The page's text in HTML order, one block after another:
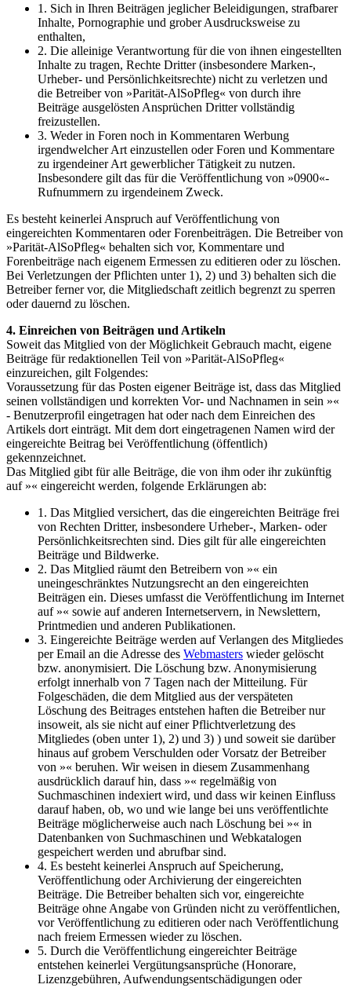
1. Sich in Ihren Beiträgen jeglicher Beleidigungen, strafbarer
Inhalte, Pornographie und grober Ausdrucksweise zu
enthalten,
2. Die alleinige Verantwortung für die von ihnen eingestellten
Inhalte zu tragen, Rechte Dritter (insbesondere Marken-,
Urheber- und Persönlichkeitsrechte) nicht zu verletzen und
die Betreiber von »Parität-AlSoPfleg« von durch ihre
Beiträge ausgelösten Ansprüchen Dritter vollständig
freizustellen.
3. Weder in Foren noch in Kommentaren Werbung
irgendwelcher Art einzustellen oder Foren und Kommentare
zu irgendeiner Art gewerblicher Tätigkeit zu nutzen.
Insbesondere gilt das für die Veröffentlichung von »0900«-
Rufnummern zu irgendeinem Zweck.
Es besteht keinerlei Anspruch auf Veröffentlichung von
eingereichten Kommentaren oder Forenbeiträgen. Die Betreiber von
»Parität-AlSoPfleg« behalten sich vor, Kommentare und
Forenbeiträge nach eigenem Ermessen zu editieren oder zu löschen.
Bei Verletzungen der Pflichten unter 1), 2) und 3) behalten sich die
Betreiber ferner vor, die Mitgliedschaft zeitlich begrenzt zu sperren
oder dauernd zu löschen.
4. Einreichen von Beiträgen und Artikeln
Soweit das Mitglied von der Möglichkeit Gebrauch macht, eigene
Beiträge für redaktionellen Teil von »Parität-AlSoPfleg«
einzureichen, gilt Folgendes:
Voraussetzung für das Posten eigener Beiträge ist, dass das Mitglied
seinen vollständigen und korrekten Vor- und Nachnamen in sein »«
- Benutzerprofil eingetragen hat oder nach dem Einreichen des
Artikels dort einträgt. Mit dem dort eingetragenen Namen wird der
eingereichte Beitrag bei Veröffentlichung (öffentlich)
gekennzeichnet.
Das Mitglied gibt für alle Beiträge, die von ihm oder ihr zukünftig
auf »« eingereicht werden, folgende Erklärungen ab:
1. Das Mitglied versichert, das die eingereichten Beiträge frei
von Rechten Dritter, insbesondere Urheber-, Marken- oder
Persönlichkeitsrechten sind. Dies gilt für alle eingereichten
Beiträge und Bildwerke.
2. Das Mitglied räumt den Betreibern von »« ein
uneingeschränktes Nutzungsrecht an den eingereichten
Beiträgen ein. Dieses umfasst die Veröffentlichung im Internet
auf »« sowie auf anderen Internetservern, in Newslettern,
Printmedien und anderen Publikationen.
3. Eingereichte Beiträge werden auf Verlangen des Mitgliedes
per Email an die Adresse des Webmasters wieder gelöscht
bzw. anonymisiert. Die Löschung bzw. Anonymisierung
erfolgt innerhalb von 7 Tagen nach der Mitteilung. Für
Folgeschäden, die dem Mitglied aus der verspäteten
Löschung des Beitrages entstehen haften die Betreiber nur
insoweit, als sie nicht auf einer Pflichtverletzung des
Mitgliedes (oben unter 1), 2) und 3) ) und soweit sie darüber
hinaus auf grobem Verschulden oder Vorsatz der Betreiber
von »« beruhen. Wir weisen in diesem Zusammenhang
ausdrücklich darauf hin, dass »« regelmäßig von
Suchmaschinen indexiert wird, und dass wir keinen Einfluss
darauf haben, ob, wo und wie lange bei uns veröffentlichte
Beiträge möglicherweise auch nach Löschung bei »« in
Datenbanken von Suchmaschinen und Webkatalogen
gespeichert werden und abrufbar sind.
4. Es besteht keinerlei Anspruch auf Speicherung,
Veröffentlichung oder Archivierung der eingereichten
Beiträge. Die Betreiber behalten sich vor, eingereichte
Beiträge ohne Angabe von Gründen nicht zu veröffentlichen,
vor Veröffentlichung zu editieren oder nach Veröffentlichung
nach freiem Ermessen wieder zu löschen.
5. Durch die Veröffentlichung eingereichter Beiträge
entstehen keinerlei Vergütungsansprüche (Honorare,
Lizenzgebühren, Aufwendungsentschädigungen oder